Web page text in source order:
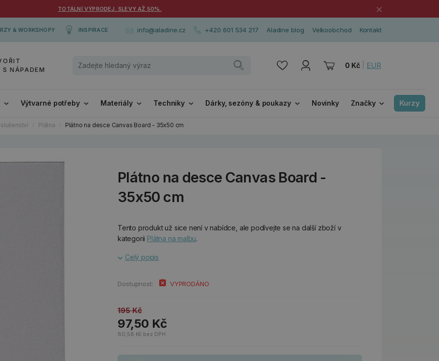
TOTÁLNÍ VÝPRODEJ. SLEVY AŽ 50%. ×
& WORKSHOPY INSPIRACE info@aladine.cz +420 601 534 217 Aladine blog Velkoobchod Kontakt
NÁPADEM
0 Kč EUR
Výtvarné potřeby Materiály Techniky Dárky, sezóny & poukazy Novinky Značky Kurzy
Plátna Plátno na desce Canvas Board - 35x50 cm
Plátno na desce Canvas Board -
35x50 cm
Tento produkt už sice není v nabídce, ale podívejte se na další zboží v
kategorii Plátna na malbu.
Celý popis
Dostupnost: VYPRODÁNO
195 Kč
97,50 Kč
80,58 Kč bez DPH